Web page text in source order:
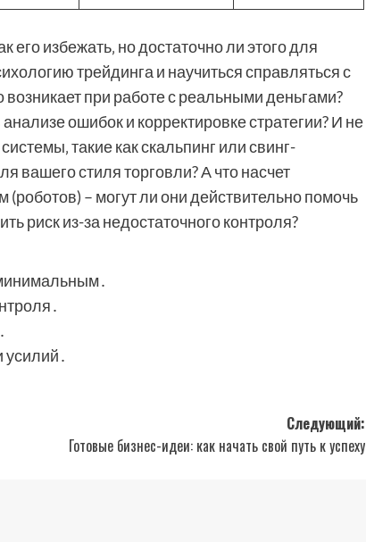
его избежать‚ но достаточно ли этого для
трейдинга и научиться справляться с
при работе с реальными деньгами?
ошибок и корректировке стратегии? И не
такие как скальпинг или свинг-
вашего стиля торговли? А что насчет
– могут ли они действительно помочь
риск из-за недостаточного контроля?
усилий․
Следующий:
Готовые бизнес-идеи: как начать свой путь к успеху